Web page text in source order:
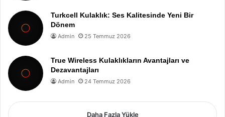
Turkcell Kulaklık: Ses Kalitesinde Yeni Bir
Dönem
Admin 25 Temmuz 2026
True Wireless Kulaklıkların Avantajları ve
Dezavantajları
Admin 24 Temmuz 2026
Daha Fazla Yükle